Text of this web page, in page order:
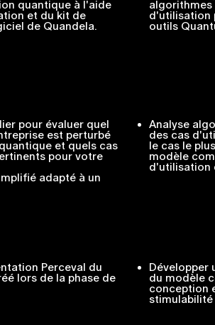
quantique à l'aide
et du kit de
de Quandela.
algorithmes
d'utilisation
outils
pour évaluer quel
est perturbé
et quels cas
pour votre
adapté à un
Analyse
des cas
le cas le
modèle
d'utilisation
Perceval du
lors de la phase de
Développer
du modèle
conception
stimulabilité